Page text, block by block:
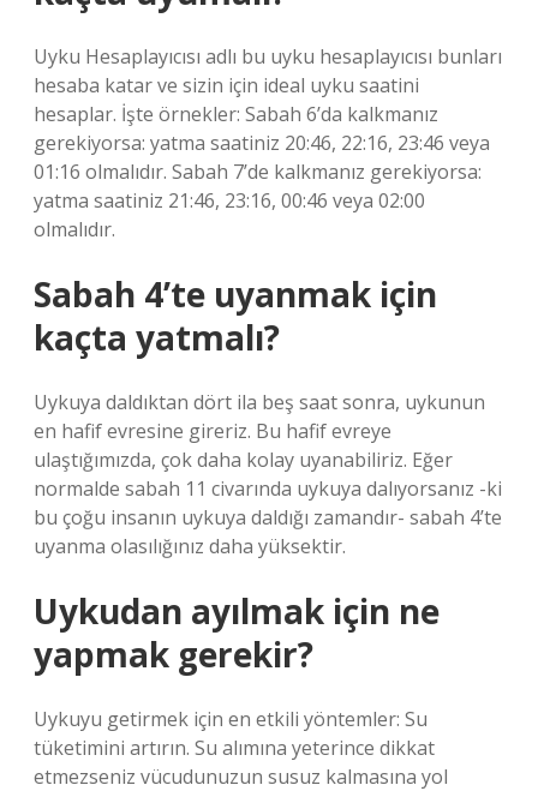
Uyku Hesaplayıcısı adlı bu uyku hesaplayıcısı bunları
hesaba katar ve sizin için ideal uyku saatini
hesaplar. İşte örnekler: Sabah 6’da kalkmanız
gerekiyorsa: yatma saatiniz 20:46, 22:16, 23:46 veya
01:16 olmalıdır. Sabah 7’de kalkmanız gerekiyorsa:
yatma saatiniz 21:46, 23:16, 00:46 veya 02:00
olmalıdır.
Sabah 4’te uyanmak için
kaçta yatmalı?
Uykuya daldıktan dört ila beş saat sonra, uykunun
en hafif evresine gireriz. Bu hafif evreye
ulaştığımızda, çok daha kolay uyanabiliriz. Eğer
normalde sabah 11 civarında uykuya dalıyorsanız -ki
bu çoğu insanın uykuya daldığı zamandır- sabah 4’te
uyanma olasılığınız daha yüksektir.
Uykudan ayılmak için ne
yapmak gerekir?
Uykuyu getirmek için en etkili yöntemler: Su
tüketimini artırın. Su alımına yeterince dikkat
etmezseniz vücudunuzun susuz kalmasına yol